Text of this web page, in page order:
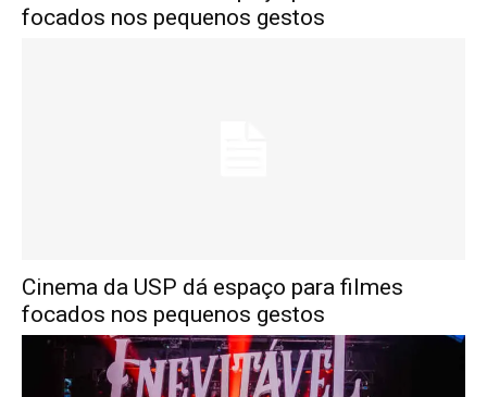
focados nos pequenos gestos
Cinema da USP dá espaço para filmes
focados nos pequenos gestos